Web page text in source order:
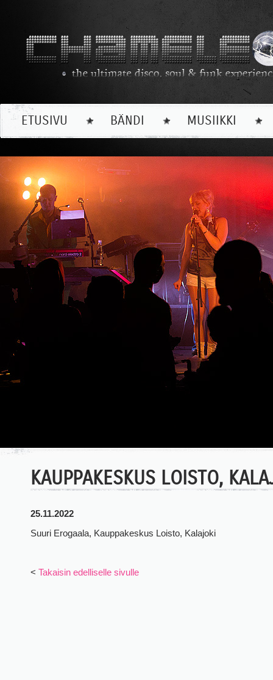
ETUSIVU BÄNDI MUSIIKKI
KAUPPAKESKUS LOISTO,
25.11.2022
Suuri Erogaala, Kauppakeskus Loisto, Kalajoki
< Takaisin edelliselle sivulle